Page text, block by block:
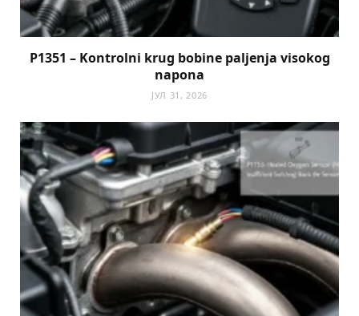
P1351 – Kontrolni krug bobine paljenja visokog
napona
ЈУЛ 31, 2026